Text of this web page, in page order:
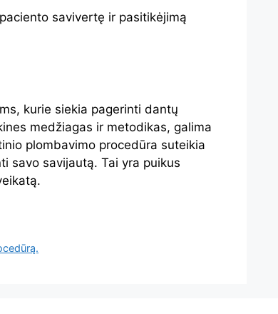
savivertę ir pasitikėjimą
kurie siekia pagerinti dantų
medžiagas ir metodikas, galima
plombavimo procedūra suteikia
savo savijautą. Tai yra puikus